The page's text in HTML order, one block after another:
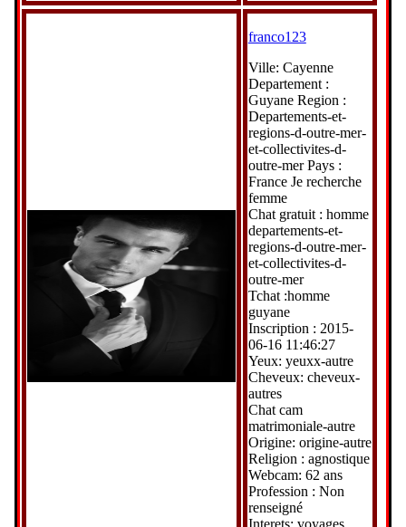
franco123
Ville: Cayenne
Departement :
Guyane Region :
Departements-et-
regions-d-outre-mer-
et-collectivites-d-
outre-mer Pays :
France Je recherche
femme
Chat gratuit : homme
departements-et-
regions-d-outre-mer-
et-collectivites-d-
outre-mer
Tchat :homme
guyane
Inscription : 2015-
06-16 11:46:27
Yeux: yeuxx-autre
Cheveux: cheveux-
autres
Chat cam
matrimoniale-autre
Origine: origine-autre
Religion : agnostique
Webcam: 62 ans
Profession : Non
renseigné
Interets: voyages